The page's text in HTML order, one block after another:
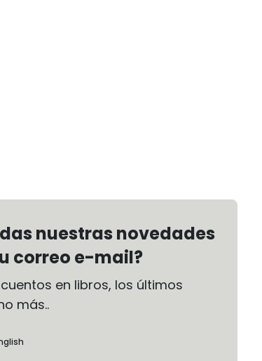
nuestras novedades
correo e-mail?
en libros, los últimos
más..